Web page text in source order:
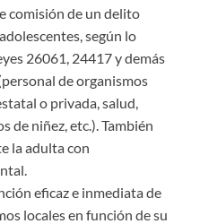
comisión de un delito
según lo
26061, 24417 y demás
de organismos
o privada, salud,
de niñez, etc.). También
la adulta con
eficaz e inmediata de
locales en función de su